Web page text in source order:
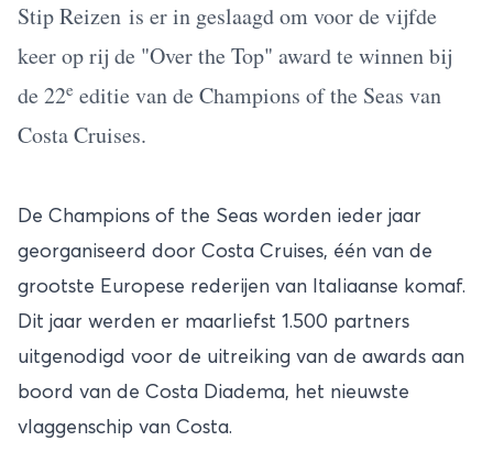
Stip Reizen is er in geslaagd om voor de vijfde
keer op rij de "Over the Top" award te winnen bij
de 22e editie van de Champions of the Seas van
Costa Cruises.
De Champions of the Seas worden ieder jaar
georganiseerd door Costa Cruises, één van de
grootste Europese rederijen van Italiaanse komaf.
Dit jaar werden er maarliefst 1.500 partners
uitgenodigd voor de uitreiking van de awards aan
boord van de Costa Diadema, het nieuwste
vlaggenschip van Costa.